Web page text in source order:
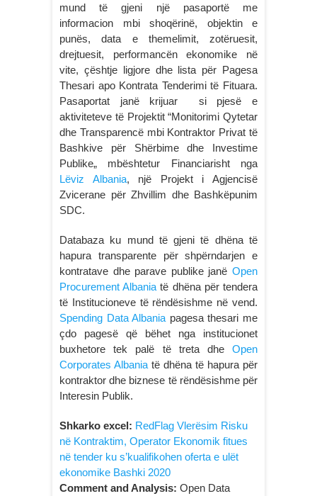
mund të gjeni një pasaportë me
informacion mbi shoqërinë, objektin e
punës, data e themelimit, zotëruesit,
drejtuesit, performancën ekonomike në
vite, çështje ligjore dhe lista për Pagesa
Thesari apo Kontrata Tenderimi të Fituara.
Pasaportat janë krijuar si pjesë e
aktiviteteve të Projektit “Monitorimi Qytetar
dhe Transparencë mbi Kontraktor Privat të
Bashkive për Shërbime dhe Investime
Publike„ mbështetur Financiarisht nga
Lëviz Albania, një Projekt i Agjencisë
Zvicerane për Zhvillim dhe Bashkëpunim
SDC.
Databaza ku mund të gjeni të dhëna të
hapura transparente për shpërndarjen e
kontratave dhe parave publike janë Open
Procurement Albania të dhëna për tendera
të Institucioneve të rëndësishme në vend.
Spending Data Albania pagesa thesari me
çdo pagesë që bëhet nga institucionet
buxhetore tek palë të treta dhe Open
Corporates Albania të dhëna të hapura për
kontraktor dhe biznese të rëndësishme për
Interesin Publik.
Shkarko excel: RedFlag Vlerësim Risku
në Kontraktim, Operator Ekonomik fitues
në tender ku s’kualifikohen oferta e ulët
ekonomike Bashki 2020
Comment and Analysis: Open Data